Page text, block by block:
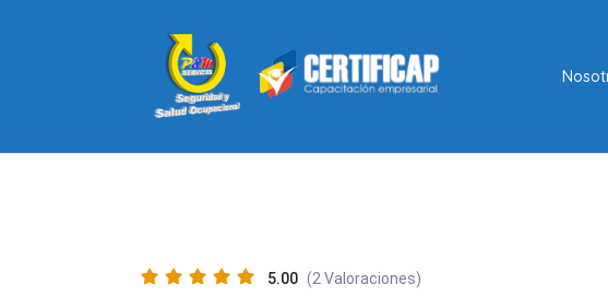
5.00 (2 Valoraciones)